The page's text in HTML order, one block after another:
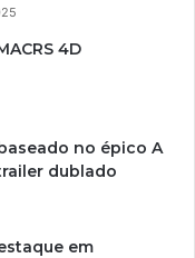
4D
no épico A
dublado
em